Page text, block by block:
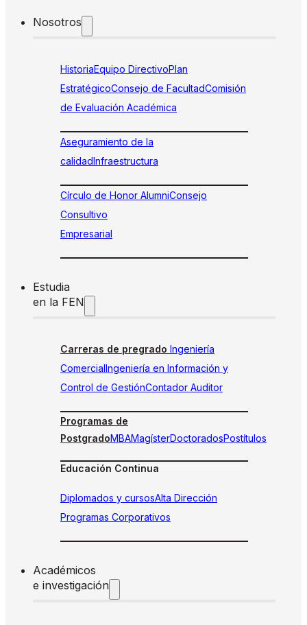
Nosotros
HistoriaEquipo DirectivoPlan
EstratégicoConsejo de FacultadComisión
de Evaluación Académica
Aseguramiento de la
calidadInfraestructura
Círculo de Honor AlumniConsejo
Consultivo
Empresarial
Estudia
en la FEN
Carreras de pregrado Ingeniería
ComercialIngeniería en Información y
Control de GestiónContador Auditor
Programas de
PostgradoMBAMagísterDoctoradosPostítulos
Educación Continua
Diplomados y cursosAlta Dirección
Programas Corporativos
Académicos
e investigación